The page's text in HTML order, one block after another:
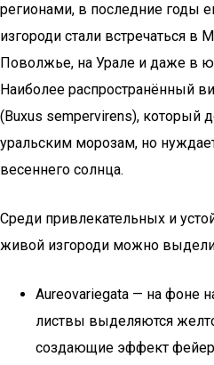
регионами, в последние годы
изгороди стали встречаться в
Поволжье, на Урале и даже в
Наиболее распространённый
(Buxus sempervirens), который
уральским морозам, но
весеннего солнца.
Среди привлекательных и
живой изгороди можно
Aureovariegata — на фоне
листвы выделяются
создающие эффект